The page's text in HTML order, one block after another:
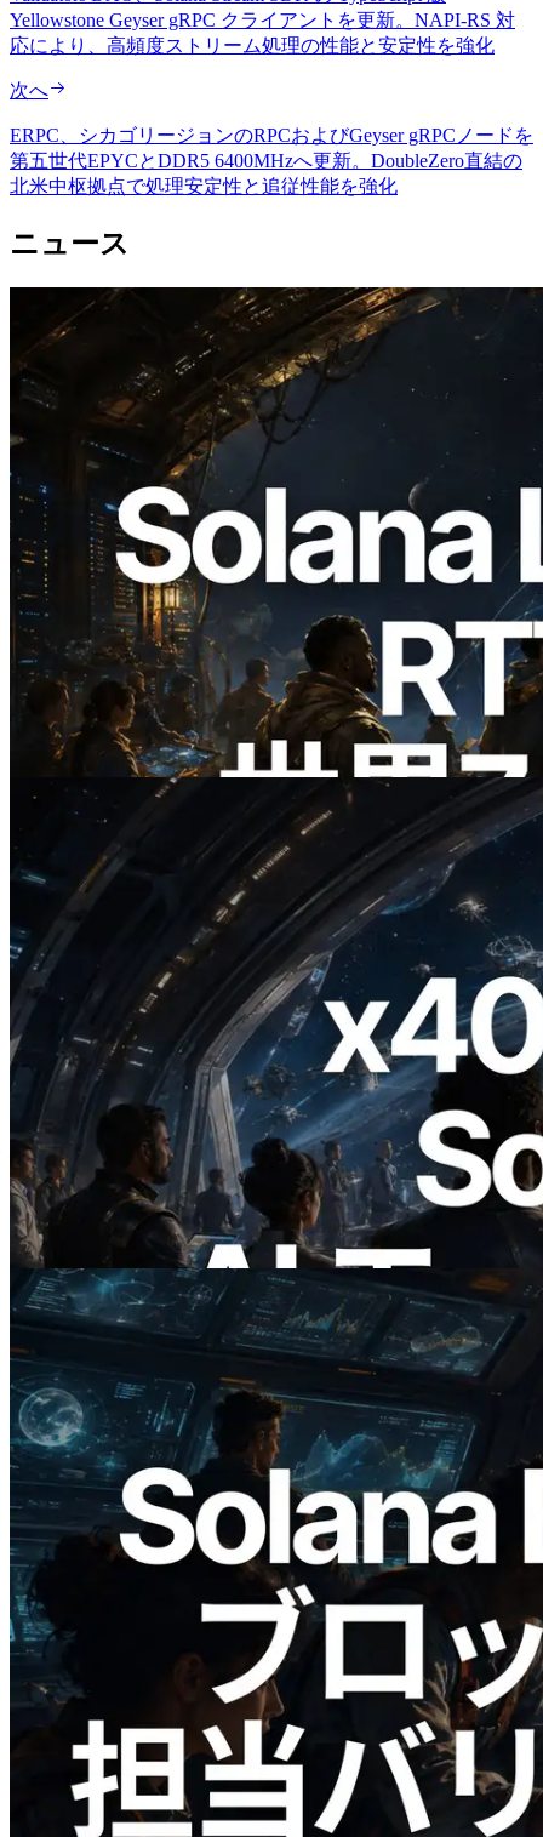
Yellowstone Geyser gRPC クライアントを更新。NAPI-RS 対
応により、高頻度ストリーム処理の性能と安定性を強化
次へ
ERPC、シカゴリージョンのRPCおよびGeyser gRPCノードを
第五世代EPYCとDDR5 6400MHzへ更新。DoubleZero直結の
北米中枢拠点で処理安定性と追従性能を強化
ニュース
2026.08.05
ERPC、Solana Leader Slot APIを世界7
リージョンのping計測に拡張—
Validators Information APIも公開
この記事を読む
2026.07.04
ERPC、x402 決済対応の Solana RPC を
公開 — AI エージェントが必要な API
にその場で支払う時代の幕開け
この記事を読む
2026.05.24
Validators Solutions、Solana ブロックア
ナライザーを公開 — slot 単位のブロッ
ク生成時間と担当バリデータを視覚化
この記事を読む
さらに読み込む